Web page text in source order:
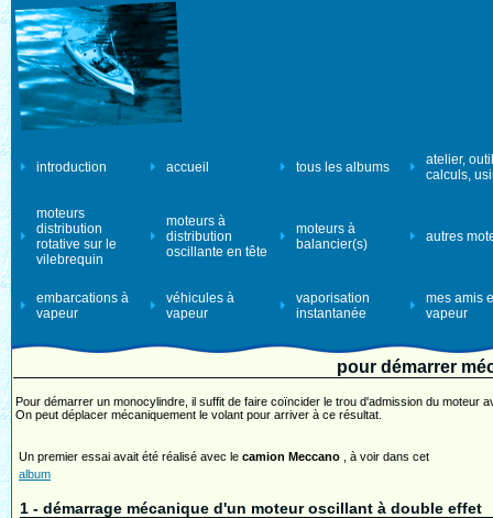
introduction accueil tous les albums
atelier,
calculs,
moteurs
distribution
rotative sur le
vilebrequin
moteurs à
distribution
oscillante en tête
moteurs à
balancier(s)
autres
embarcations à
vapeur
véhicules à
vapeur
vaporisation
instantanée
mes amis
vapeur
pour démarrer
Pour démarrer un monocylindre, il suffit de faire coïncider le trou d'admission du moteur
On peut déplacer mécaniquement le volant pour arriver à ce résultat.
Un premier essai avait été réalisé avec le camion Meccano , à voir dans cet
album
1 - démarrage mécanique d'un moteur oscillant à double effet